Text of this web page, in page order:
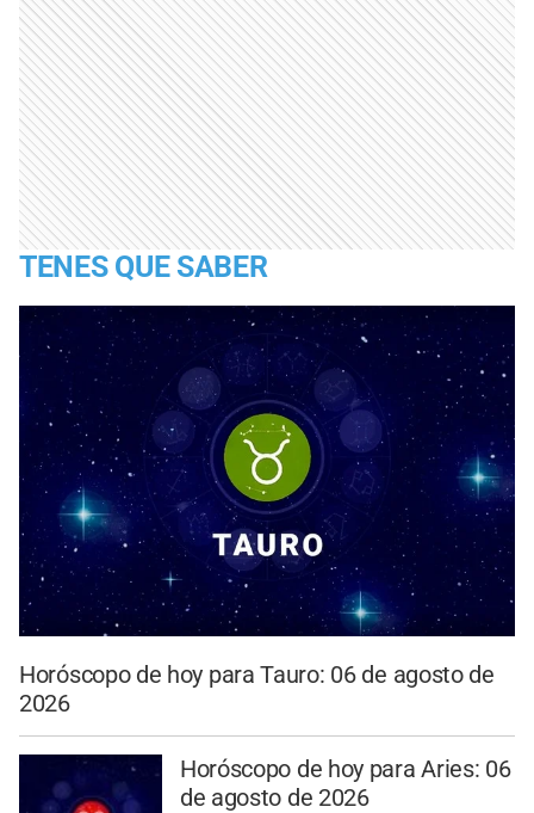
TENES QUE SABER
Horóscopo de hoy para Tauro: 06 de agosto de
2026
Horóscopo de hoy para Aries: 06
de agosto de 2026